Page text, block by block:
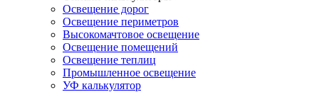
Освещение дорог
Освещение периметров
Высокомачтовое освещение
Освещение помещений
Освещение теплиц
Промышленное освещение
УФ калькулятор